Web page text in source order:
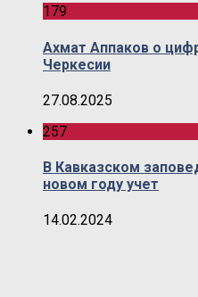
179
Ахмат Аппаков о
Черкесии
27.08.2025
257
В Кавказском
новом году учет
14.02.2024